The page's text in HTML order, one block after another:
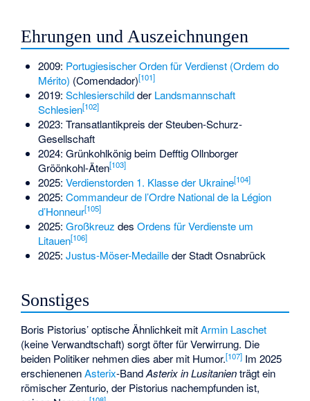
Ehrungen und Auszeichnungen
2009: Portugiesischer Orden für Verdienst (Ordem do
Mérito) (Comendador)[101]
2019: Schlesierschildder Landsmannschaft
Schlesien[102]
2023: Transatlantikpreis der Steuben-Schurz-
Gesellschaft
2024: Grünkohlkönig beim Defftig Ollnborger
Gröönkohl-Äten[103]
2025: Verdienstorden 1. Klasse der Ukraine[104]
2025: Commandeur de l’Ordre National de la Légion
d’Honneur[105]
2025: Großkreuz des Ordens für Verdienste um
Litauen[106]
2025: Justus-Möser-Medailleder Stadt Osnabrück
Sonstiges
Boris Pistorius’ optische Ähnlichkeit mitArmin Laschet
(keine Verwandtschaft) sorgt öfter für Verwirrung. Die
beiden Politiker nehmen dies aber mit Humor.[107] Im 2025
erschienenenAsterix-BandAsterix in Lusitanienträgt ein
römischer Zenturio, der Pistorius nachempfunden ist,